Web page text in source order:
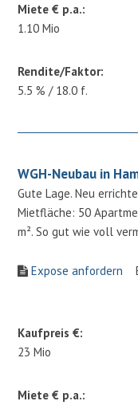
Miete € p.a.:
1.10 Mio
Rendite/Faktor:
5.5 % / 18.0 f.
WGH-Neubau in
Gute Lage. Neu
Mietfläche: 50
m². So gut wie voll
Expose anfordern
Kaufpreis €:
23 Mio
Miete € p.a.: